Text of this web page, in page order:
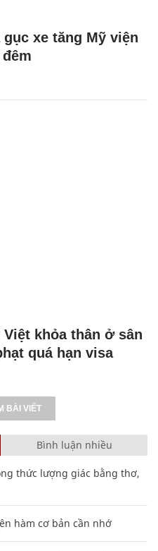
xe tăng Mỹ viện
khỏa thân ở sân
quá hạn visa
BÀI VIẾT
Bình luận nhiều
thức lượng giác bằng thơ,
hàm cơ bản cần nhớ